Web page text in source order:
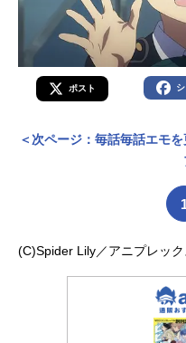
ポスト
＜次ページ：毎話毎話エモ
(C)Spider Lily／アニプレッ